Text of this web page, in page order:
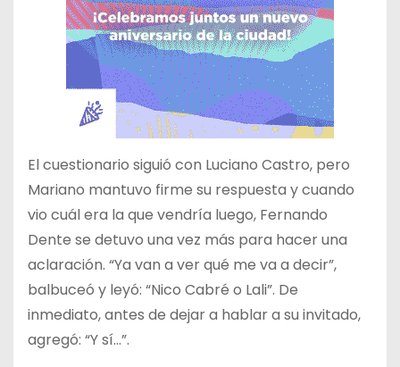
El cuestionario siguió con Luciano Castro, pero
Mariano mantuvo firme su respuesta y cuando
vio cuál era la que vendría luego, Fernando
Dente se detuvo una vez más para hacer una
aclaración. “Ya van a ver qué me va a decir”,
balbuceó y leyó: “Nico Cabré o Lali”. De
inmediato, antes de dejar a hablar a su invitado,
agregó: “Y sí…”.